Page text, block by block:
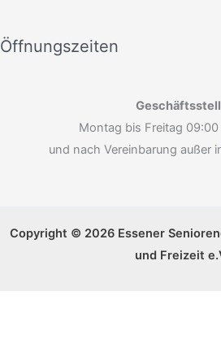
Öffnungszeiten
Montag bis Freitag
und nach Vereinbarung außer
Copyright © 2026 Essener
und Freizeit